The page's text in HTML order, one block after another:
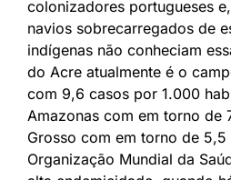
colonizadores portugueses
navios sobrecarregados de
indígenas não conheciam
do Acre atualmente é o
com 9,6 casos por 1.000
Amazonas com em torno de
Grosso com em torno de
Organização Mundial da